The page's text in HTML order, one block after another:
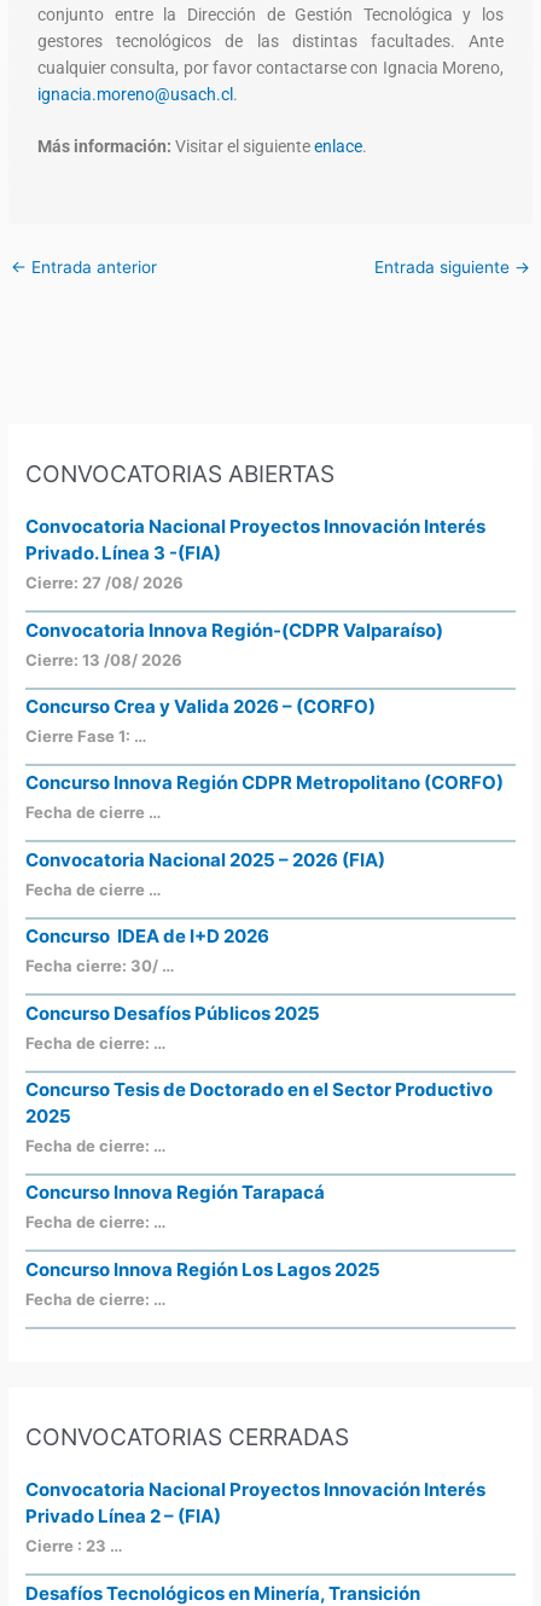
conjunto entre la Dirección de Gestión Tecnológica y los
gestores tecnológicos de las distintas facultades. Ante
cualquier consulta, por favor contactarse con Ignacia Moreno,
ignacia.moreno@usach.cl.
Más información: Visitar el siguienteenlace.
← Entrada anterior Entrada siguiente →
CONVOCATORIAS ABIERTAS
Convocatoria Nacional Proyectos Innovación Interés
Privado. Línea 3 -(FIA)
Cierre: 27 /08/ 2026
Convocatoria Innova Región-(CDPR Valparaíso)
Cierre: 13 /08/ 2026
Concurso Crea y Valida 2026 – (CORFO)
Cierre Fase 1: …
Concurso Innova Región CDPR Metropolitano (CORFO)
Fecha de cierre …
Convocatoria Nacional 2025 – 2026 (FIA)
Fecha de cierre …
Concurso IDEA de I+D 2026
Fecha cierre: 30/ …
Concurso Desafíos Públicos 2025
Fecha de cierre: …
Concurso Tesis de Doctorado en el Sector Productivo
2025
Fecha de cierre: …
Concurso Innova Región Tarapacá
Fecha de cierre: …
Concurso Innova Región Los Lagos 2025
Fecha de cierre: …
CONVOCATORIAS CERRADAS
Convocatoria Nacional Proyectos Innovación Interés
Privado Línea 2 – (FIA)
Cierre : 23 …
Desafíos Tecnológicos en Minería, Transición